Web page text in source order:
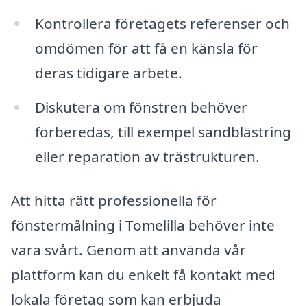
Kontrollera företagets referenser och
omdömen för att få en känsla för
deras tidigare arbete.
Diskutera om fönstren behöver
förberedas, till exempel sandblästring
eller reparation av trästrukturen.
Att hitta rätt professionella för
fönstermålning i Tomelilla behöver inte
vara svårt. Genom att använda vår
plattform kan du enkelt få kontakt med
lokala företag som kan erbjuda